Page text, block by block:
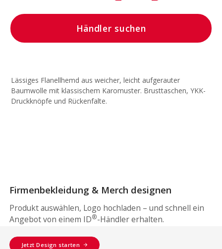
Händler suchen
Lässiges Flanellhemd aus weicher, leicht aufgerauter
Baumwolle mit klassischem Karomuster. Brusttaschen, YKK-
Druckknöpfe und Rückenfalte.
Firmenbekleidung & Merch designen
Produkt auswählen, Logo hochladen – und schnell ein
Angebot von einem ID®-Händler erhalten.
Jetzt Design starten